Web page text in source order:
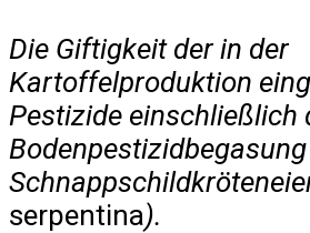
Die Giftigkeit der in der
Kartoffelproduktion
Pestizide einschließlich
serpentina).